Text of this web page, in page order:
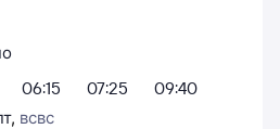
06:15 07:25
09:40
, всвс